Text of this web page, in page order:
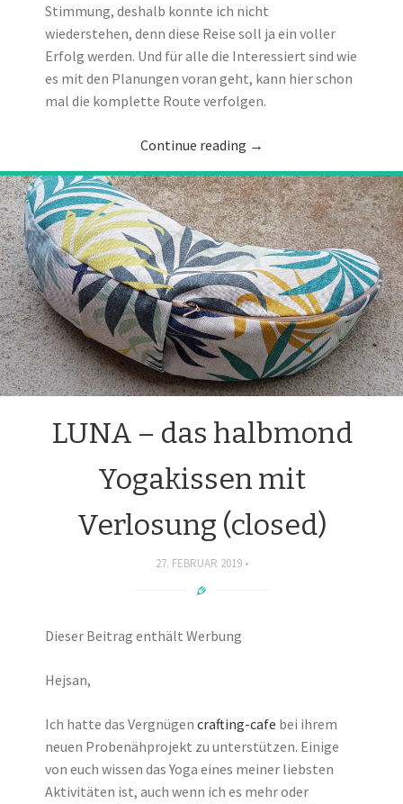
Stimmung, deshalb konnte ich nicht
wiederstehen, denn diese Reise soll ja ein voller
Erfolg werden. Und für alle die Interessiert sind wie
es mit den Planungen voran geht, kann hier schon
mal die komplette Route verfolgen.
Continue reading →
LUNA – das halbmond
Yogakissen mit
Verlosung (closed)
27. FEBRUAR 2019
Dieser Beitrag enthält Werbung
Hejsan,
Ich hatte das Vergnügen crafting-cafe bei ihrem
neuen Probenähprojekt zu unterstützen. Einige
von euch wissen das Yoga eines meiner liebsten
Aktivitäten ist, auch wenn ich es mehr oder